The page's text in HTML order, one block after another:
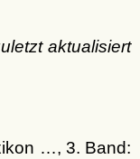
aktualisiert
…, 3. Band: